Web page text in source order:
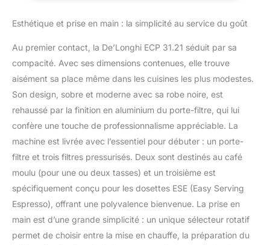
pour une mousse
crémeuse pour un
cappuccino parfait.
Convient pour poudre
expresso moulu (1 ou 2
tasses) ou dosettes
proportionnées. -
Rangement des
accessoires pour les
filtres inclus dans la
livraison. (Pour 1 ou 2
tasses et pour
l'utilisation de dosettes
E.S.E.) -
Esthétique et prise en main : la simplicité au service du goût
Au premier contact, la De’Longhi ECP 31.21 séduit par sa
compacité. Avec ses dimensions contenues, elle trouve
aisément sa place même dans les cuisines les plus modestes.
Son design, sobre et moderne avec sa robe noire, est
rehaussé par la finition en aluminium du porte-filtre, qui lui
confère une touche de professionnalisme appréciable. La
machine est livrée avec l’essentiel pour débuter : un porte-
filtre et trois filtres pressurisés. Deux sont destinés au café
moulu (pour une ou deux tasses) et un troisième est
spécifiquement conçu pour les dosettes ESE (Easy Serving
Espresso), offrant une polyvalence bienvenue. La prise en
main est d’une grande simplicité : un unique sélecteur rotatif
permet de choisir entre la mise en chauffe, la préparation du